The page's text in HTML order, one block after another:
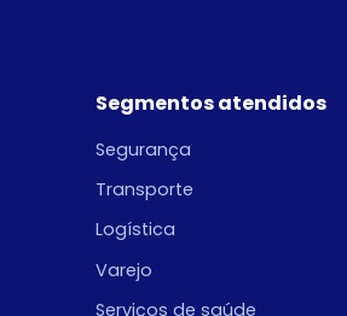
Segmentos atendidos
Segurança
Transporte
Logística
Varejo
Serviços de saúde